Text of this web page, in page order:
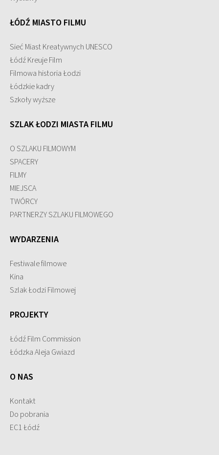
ŁÓDŹ MIASTO FILMU
Sieć Miast Kreatywnych UNESCO
Łódź Kreuje Film
Filmowa historia Łodzi
Łódzkie kadry
Szkoły wyższe
SZLAK ŁODZI MIASTA FILMU
O SZLAKU FILMOWYM
SPACERY
FILMY
MIEJSCA
TWÓRCY
PARTNERZY SZLAKU FILMOWEGO
WYDARZENIA
Festiwale filmowe
Kina
Szlak Łodzi Filmowej
PROJEKTY
Łódź Film Commission
Łódzka Aleja Gwiazd
O NAS
Kontakt
Do pobrania
EC1 Łódź